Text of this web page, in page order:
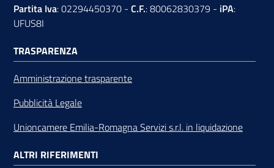
Partita Iva: 02294450370 - C.F.: 80062830379 - iPA:
UFUS8I
TRASPARENZA
Amministrazione trasparente
Pubblicità Legale
Unioncamere Emilia-Romagna Servizi s.r.l. in liquidazione
ALTRI RIFERIMENTI